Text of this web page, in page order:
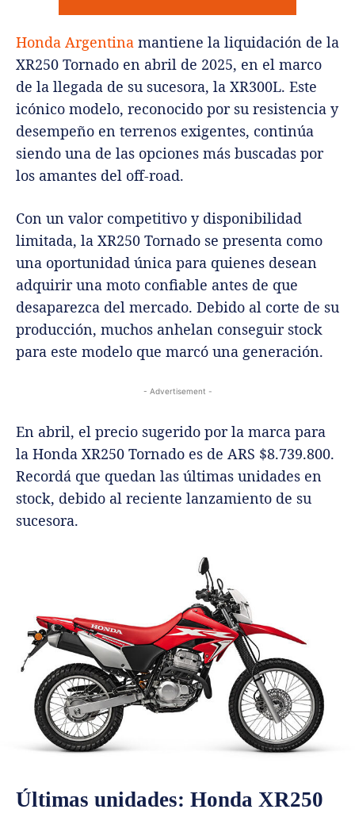
Honda Argentina mantiene la liquidación de la
XR250 Tornado en abril de 2025, en el marco
de la llegada de su sucesora, la XR300L. Este
icónico modelo, reconocido por su resistencia y
desempeño en terrenos exigentes, continúa
siendo una de las opciones más buscadas por
los amantes del off-road.
Con un valor competitivo y disponibilidad
limitada, la XR250 Tornado se presenta como
una oportunidad única para quienes desean
adquirir una moto confiable antes de que
desaparezca del mercado. Debido al corte de su
producción, muchos anhelan conseguir stock
para este modelo que marcó una generación.
- Advertisement -
En abril, el precio sugerido por la marca para
la Honda XR250 Tornado es de ARS $8.739.800.
Recordá que quedan las últimas unidades en
stock, debido al reciente lanzamiento de su
sucesora.
Últimas unidades: Honda XR250